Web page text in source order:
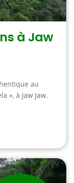
à Jaw
au
», à Jaw Jaw.